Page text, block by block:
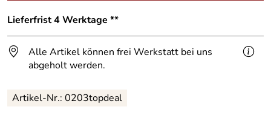
Lieferfrist 4 Werktage **
Alle Artikel können frei Werkstatt bei uns
abgeholt werden.
Artikel-Nr.: 0203topdeal